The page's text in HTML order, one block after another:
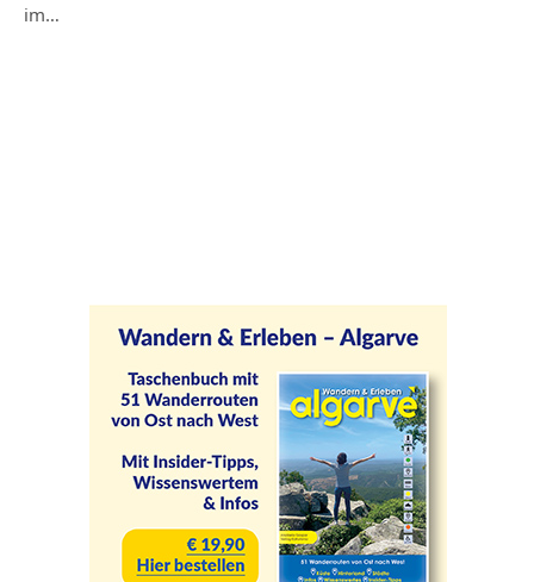
im…